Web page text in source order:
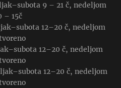
9 – 21 č, nedeljom
– 15č
12–20 č, nedeljom
12–20 č, nedeljom
12–20 č, nedeljom